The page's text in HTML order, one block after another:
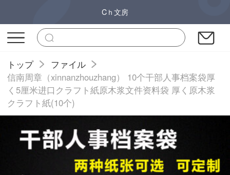
Cｈ文房
トップ
ファイル
信南周章（xinnanzhouzhang） 10个干部人事档案袋厚
く5厘米进口クラフト紙原木浆文件资料袋 厚く原木浆
クラフト紙(10个)